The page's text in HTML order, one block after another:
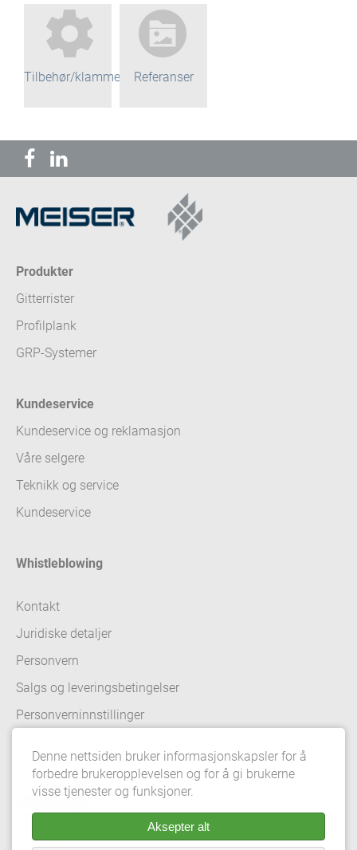
Tilbehør/klammer Referanser
Produkter
Gitterrister
Profilplank
GRP-Systemer
Kundeservice
Kundeservice og reklamasjon
Våre selgere
Teknikk og service
Kundeservice
Whistleblowing
Kontakt
Juridiske detaljer
Personvern
Salgs og leveringsbetingelser
Personverninnstillinger
Denne nettsiden bruker informasjonskapsler for å
forbedre brukeropplevelsen og for å gi brukerne
visse tjenester og funksjoner.
Aksepter alt